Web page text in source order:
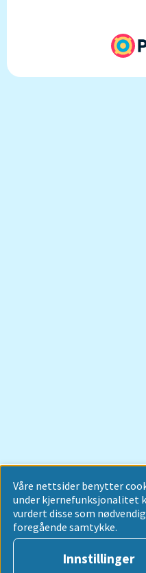
Våre nettsider benytter
under kjernefunksjonalitet
vurdert disse som
foregående samtykke.
Innstillinger